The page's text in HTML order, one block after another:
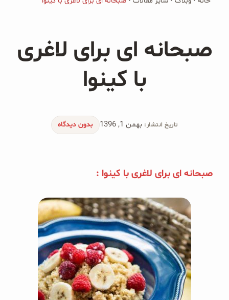
محصولات ارگانیک
محصولات جو دوسر
شیرین کننده های طبیعی
کینوا
ترشی و شور
چاشنی‌ها و سرکه‌‌ها
زیتون و روغن زیتون
رایس کیک
صبحانه ای برای لاغری
با کینوا
تاریخ انتشار: بهمن 1, 1396 بدون دیدگاه
صبحانه ای برای لاغری با کینوا :